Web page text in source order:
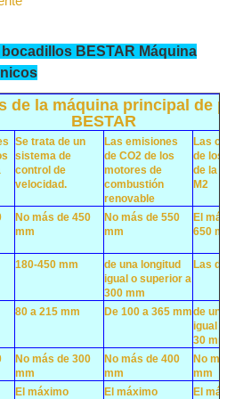
PRESENTACIóN
BESTAR Máquina
de la máquina principal de
BESTAR
Se trata de un
sistema de
control de
velocidad.
Las emisiones
de CO2 de los
motores de
combustión
renovable
Las
de los
de la
M2
No más de 450
mm
No más de 550
mm
El
650
180-450 mm
de una longitud
igual o superior a
300 mm
Las
80 a 215 mm De 100 a 365 mmde
igual
30 mm
No más de 300
mm
No más de 400
mm
No
mm
El máximo
El máximo
El